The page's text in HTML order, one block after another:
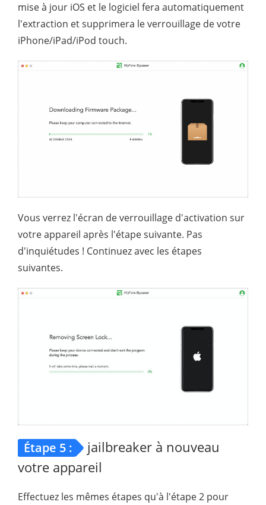
mise à jour iOS et le logiciel fera automatiquement
l'extraction et supprimera le verrouillage de votre
iPhone/iPad/iPod touch.
Vous verrez l'écran de verrouillage d'activation sur
votre appareil après l'étape suivante. Pas
d'inquiétudes ! Continuez avec les étapes
suivantes.
Étape 5 :
jailbreaker à nouveau
votre appareil
Effectuez les mêmes étapes qu'à l'étape 2 pour